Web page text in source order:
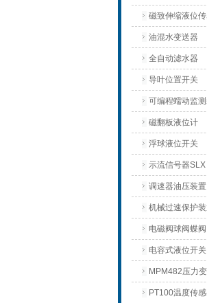
磁致伸缩液位
油混水变送器
全自动滤水器
导叶位置开关
可编程蠕动监
磁翻板液位计
浮球液位开关
示流信号器SLX
调速器油压装置
机械过速保护
电磁阀球阀蝶阀
电容式液位开关
MPM482压力
PT100温度传